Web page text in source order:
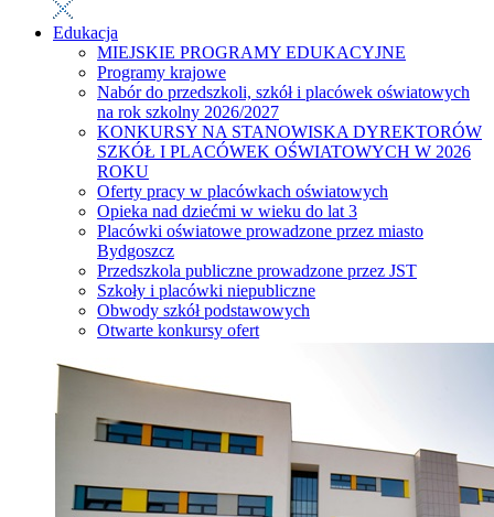
Edukacja
MIEJSKIE PROGRAMY EDUKACYJNE
Programy krajowe
Nabór do przedszkoli, szkół i placówek oświatowych
na rok szkolny 2026/2027
KONKURSY NA STANOWISKA DYREKTORÓW
SZKÓŁ I PLACÓWEK OŚWIATOWYCH W 2026
ROKU
Oferty pracy w placówkach oświatowych
Opieka nad dziećmi w wieku do lat 3
Placówki oświatowe prowadzone przez miasto
Bydgoszcz
Przedszkola publiczne prowadzone przez JST
Szkoły i placówki niepubliczne
Obwody szkół podstawowych
Otwarte konkursy ofert